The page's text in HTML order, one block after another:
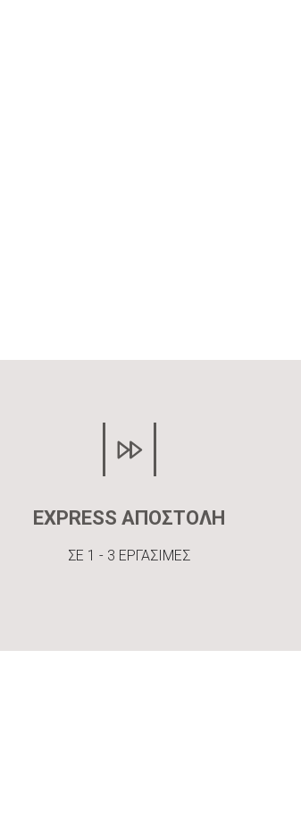
EXPRESS ΑΠΟΣΤΟΛΗ
ΣΕ 1 - 3 ΕΡΓΑΣΙΜΕΣ